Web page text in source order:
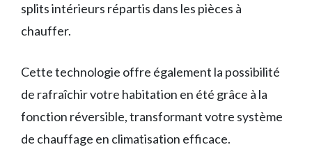
splits intérieurs répartis dans les pièces à
chauffer.
Cette technologie offre également la possibilité
de rafraîchir votre habitation en été grâce à la
fonction réversible, transformant votre système
de chauffage en climatisation efficace.